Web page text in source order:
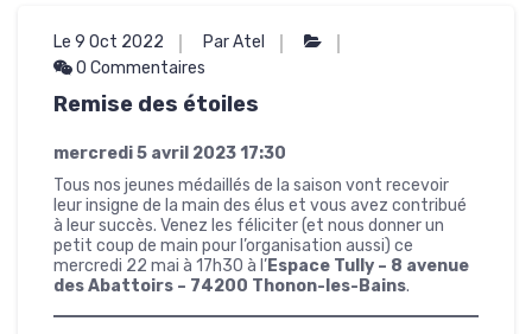
Le 9 Oct 2022
Par Atel
0 Commentaires
Remise des étoiles
mercredi 5 avril 202317:30
Tous nos jeunes médaillés de la saison vont recevoir
leur insigne de la main des élus et vous avez contribué
à leur succès. Venez les féliciter (et nous donner un
petit coup de main pour l’organisation aussi) ce
mercredi 22 mai à 17h30 à l’Espace Tully – 8 avenue
des Abattoirs – 74200 Thonon-les-Bains.